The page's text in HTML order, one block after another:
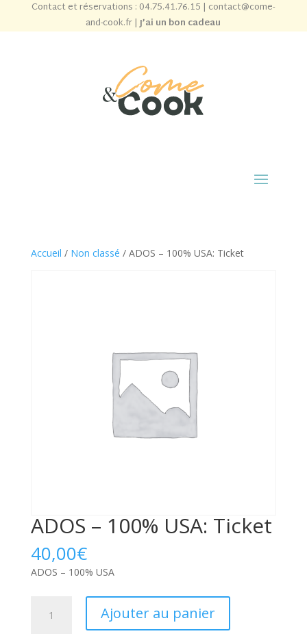
Contact et réservations : 04.75.41.76.15 | contact@come-
and-cook.fr|J’ai un bon cadeau
Accueil / Non classé / ADOS – 100% USA: Ticket
ADOS – 100% USA: Ticket
40,00€
ADOS – 100% USA
Ajouter au panier